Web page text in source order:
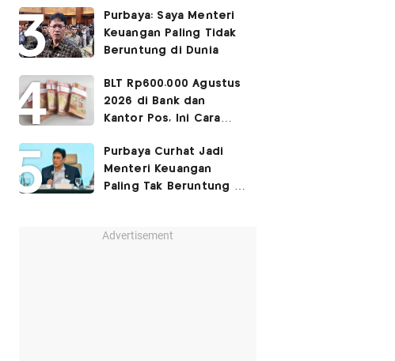
Agustus 2026
Purbaya: Saya Menteri
Keuangan Paling Tidak
Beruntung di Dunia
BLT Rp600.000 Agustus
2026 di Bank dan
Kantor Pos, Ini Cara
Purbaya Curhat Jadi
Menteri Keuangan
Paling Tak Beruntung di
Advertisement